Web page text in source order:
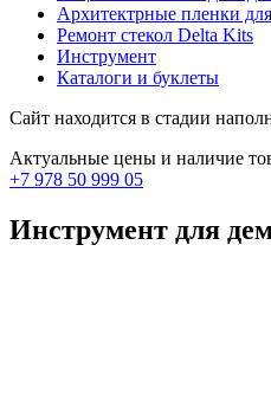
Архитектрные пленки
Ремонт стекол Delta Kits
Инструмент
Каталоги и буклеты
Сайт находится в стадии
Актуальные цены и наличие
+7 978 50 999 05
Инструмент для